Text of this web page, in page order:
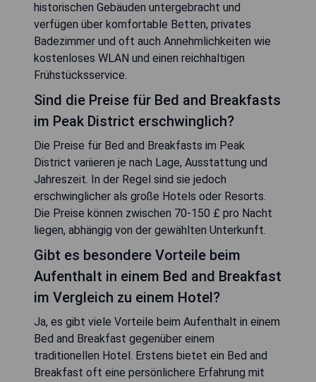
historischen Gebäuden untergebracht und
verfügen über komfortable Betten, privates
Badezimmer und oft auch Annehmlichkeiten wie
kostenloses WLAN und einen reichhaltigen
Frühstücksservice.
Sind die Preise für Bed and Breakfasts
im Peak District erschwinglich?
Die Preise für Bed and Breakfasts im Peak
District variieren je nach Lage, Ausstattung und
Jahreszeit. In der Regel sind sie jedoch
erschwinglicher als große Hotels oder Resorts.
Die Preise können zwischen 70-150 £ pro Nacht
liegen, abhängig von der gewählten Unterkunft.
Gibt es besondere Vorteile beim
Aufenthalt in einem Bed and Breakfast
im Vergleich zu einem Hotel?
Ja, es gibt viele Vorteile beim Aufenthalt in einem
Bed and Breakfast gegenüber einem
traditionellen Hotel. Erstens bietet ein Bed and
Breakfast oft eine persönlichere Erfahrung mit